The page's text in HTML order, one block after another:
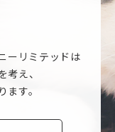
ーリミテッドは
え、
す。